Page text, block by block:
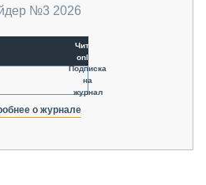
№3 2026
Читать
online
Подписка
на
журнал
о журнале